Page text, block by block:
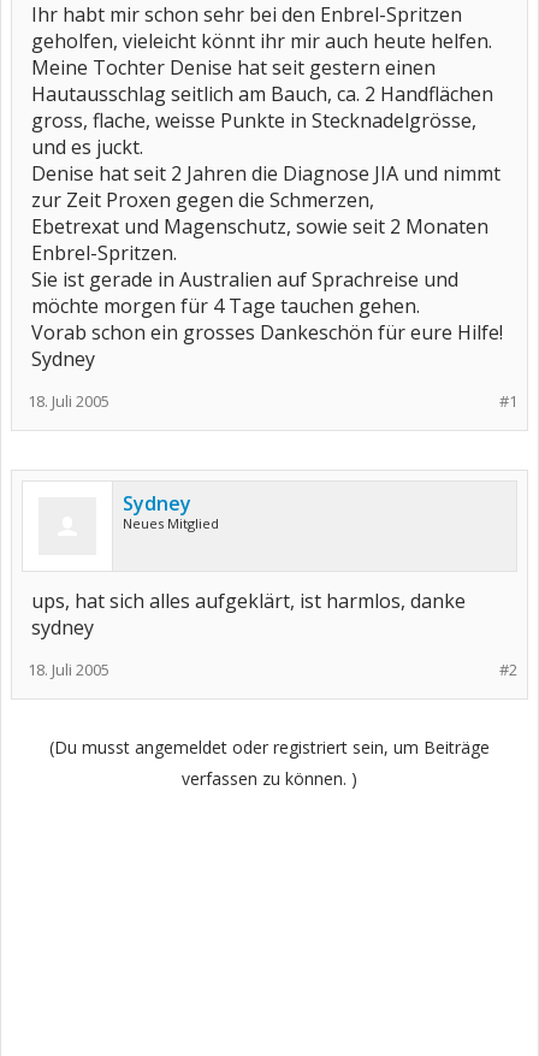
Ihr habt mir schon sehr bei den Enbrel-Spritzen
geholfen, vieleicht könnt ihr mir auch heute helfen.
Meine Tochter Denise hat seit gestern einen
Hautausschlag seitlich am Bauch, ca. 2 Handflächen
gross, flache, weisse Punkte in Stecknadelgrösse,
und es juckt.
Denise hat seit 2 Jahren die Diagnose JIA und nimmt
zur Zeit Proxen gegen die Schmerzen,
Ebetrexat und Magenschutz, sowie seit 2 Monaten
Enbrel-Spritzen.
Sie ist gerade in Australien auf Sprachreise und
möchte morgen für 4 Tage tauchen gehen.
Vorab schon ein grosses Dankeschön für eure Hilfe!
Sydney
#1
18. Juli 2005
Sydney
Neues Mitglied
ups, hat sich alles aufgeklärt, ist harmlos, danke
sydney
#2
18. Juli 2005
(Du musst angemeldet oder registriert sein, um Beiträge
verfassen zu können. )